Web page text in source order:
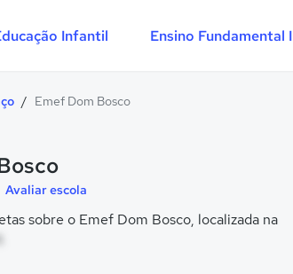
Infantil Ensino Fundamental I
/ Emef Dom Bosco
Avaliar escola
sobre o Emef Dom Bosco, localizada na